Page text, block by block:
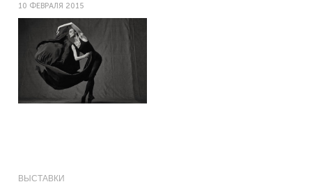
10 ФЕВРАЛЯ 2015
ВЫСТАВКИ